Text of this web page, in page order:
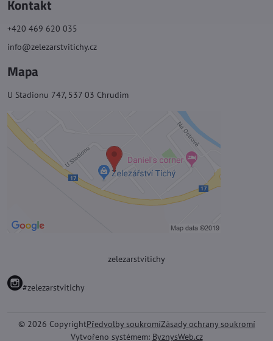
Kontakt
+420 469 620 035
info@zelezarstvitichy.cz
Mapa
U Stadionu 747, 537 03 Chrudim
zelezarstvitichy
#zelezarstvitichy
© 2026 CopyrightPředvolby soukromíZásady ochrany soukromí
Vytvořeno systémem: ByznysWeb.cz